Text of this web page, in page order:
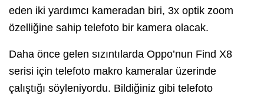
eden iki yardımcı kameradan biri, 3x optik zoom
özelliğine sahip telefoto bir kamera olacak.
Daha önce gelen sızıntılarda Oppo’nun Find X8
serisi için telefoto makro kameralar üzerinde
çalıştığı söyleniyordu. Bildiğiniz gibi telefoto